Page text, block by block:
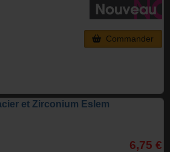
Commander
et Zirconium Eslem
6,75 €